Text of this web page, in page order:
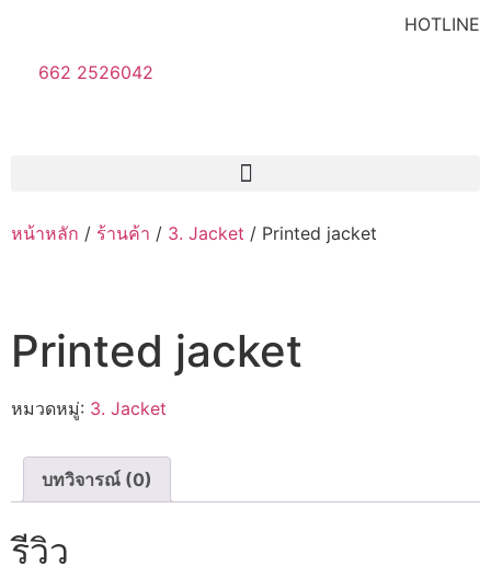
HOTLINE
662 2526042
หน้าหลัก / ร้านค้า / 3. Jacket / Printed jacket
Printed jacket
หมวดหมู่: 3. Jacket
บทวิจารณ์ (0)
รีวิว